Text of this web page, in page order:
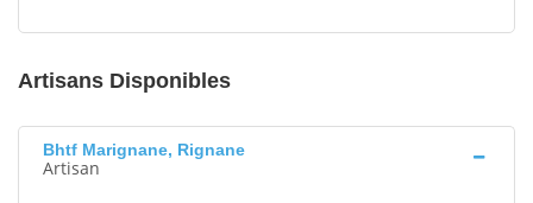
Artisans Disponibles
Bhtf Marignane, Rignane
Artisan